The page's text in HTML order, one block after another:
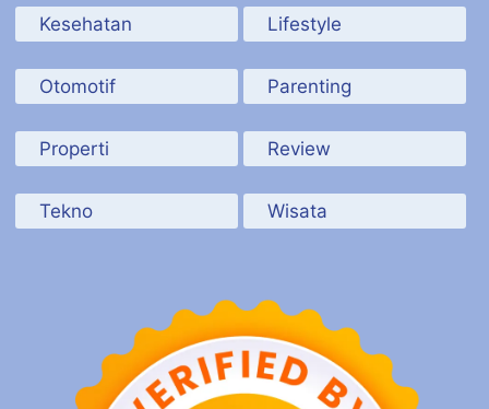
Kesehatan Lifestyle
Otomotif Parenting
Properti Review
Tekno Wisata